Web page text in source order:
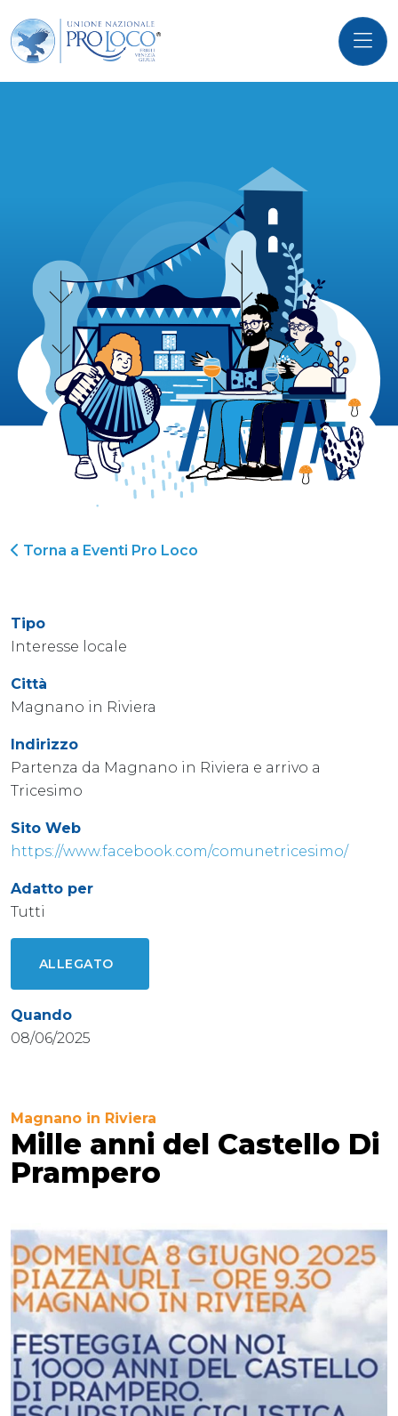
Torna a Eventi Pro Loco
Tipo
Interesse locale
Città
Magnano in Riviera
Indirizzo
Partenza da Magnano in Riviera e arrivo a
Tricesimo
Sito Web
https://www.facebook.com/comunetricesimo/
Adatto per
Tutti
ALLEGATO
Quando
08/06/2025
Magnano in Riviera
Mille anni del Castello Di
Prampero